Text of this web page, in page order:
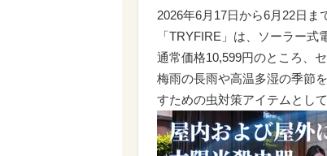
2026年6月17日から6月22日
「TRYFIRE」は、ソーラー式
通常価格10,599円のところ、
梅雨の長雨や高温多湿の季節
すための虫対策アイテムとし